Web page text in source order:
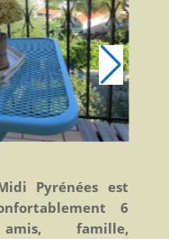
Pyrénées est
6
famille,